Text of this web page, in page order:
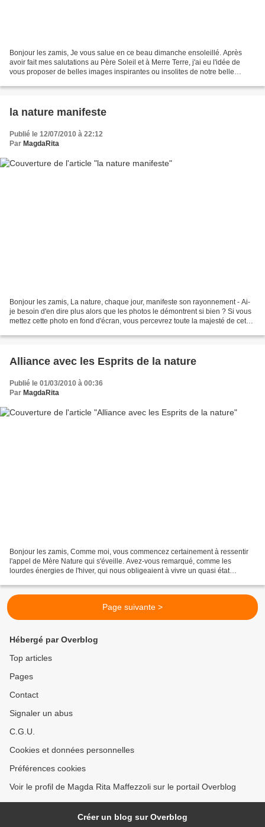
Bonjour les zamis, Je vous salue en ce beau dimanche ensoleillé. Après
avoir fait mes salutations au Père Soleil et à Merre Terre, j'ai eu l'idée de
vous proposer de belles images inspirantes ou insolites de notre belle
la nature manifeste
Publié le 12/07/2010 à 22:12
Par MagdaRita
Bonjour les zamis, La nature, chaque jour, manifeste son rayonnement - Ai-
je besoin d'en dire plus alors que les photos le démontrent si bien ? Si vous
mettez cette photo en fond d'écran, vous percevrez toute la majesté de cet
Alliance avec les Esprits de la nature
Publié le 01/03/2010 à 00:36
Par MagdaRita
Bonjour les zamis, Comme moi, vous commencez certainement à ressentir
l'appel de Mère Nature qui s'éveille. Avez-vous remarqué, comme les
lourdes énergies de l'hiver, qui nous obligeaient à vivre un quasi état
Page suivante >
Hébergé par Overblog
Top articles
Pages
Contact
Signaler un abus
C.G.U.
Cookies et données personnelles
Préférences cookies
Voir le profil de Magda Rita Maffezzoli sur le portail Overblog
Créer un blog sur Overblog